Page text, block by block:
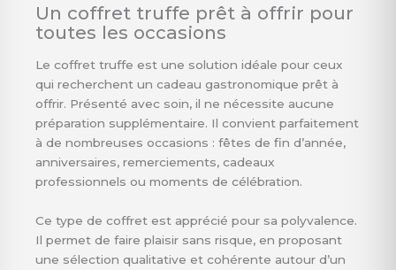
Un coffret truffe prêt à offrir pour
toutes les occasions
Le coffret truffe est une solution idéale pour ceux
qui recherchent un cadeau gastronomique prêt à
offrir. Présenté avec soin, il ne nécessite aucune
préparation supplémentaire. Il convient parfaitement
à de nombreuses occasions : fêtes de fin d’année,
anniversaires, remerciements, cadeaux
professionnels ou moments de célébration.
Ce type de coffret est apprécié pour sa polyvalence.
Il permet de faire plaisir sans risque, en proposant
une sélection qualitative et cohérente autour d’un